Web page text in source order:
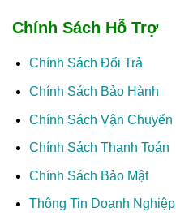
Chính Sách Hỗ Trợ
Chính Sách Đổi Trả
Chính Sách Bảo Hành
Chính Sách Vận Chuyển
Chính Sách Thanh Toán
Chính Sách Bảo Mật
Thông Tin Doanh Nghiệp